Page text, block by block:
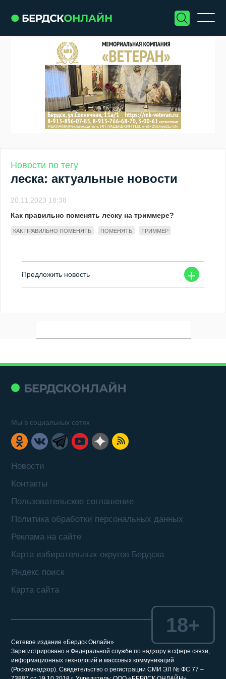
Новости по тегу
леска: актуальные новости
20.11.2023 18:38
Как правильно поменять леску на триммере?
КАК ПРАВИЛЬНО ПОМЕНЯТЬ ПОМЕНЯТЬ ТРИММЕР
+
Предложить новость
Новости
Контакты
Пользовательское соглашение
Политика обработки персональных данных
Реклама на сайте
Карта избирательных округов Бердска
Яндекс поиск
Карта сайта
Мы в социальных сетях
Сетевое издание «Бердск Онлайн»
Зарегистрировано в Федеральной службе по надзору в сфере связи,
информационных технологий и массовых коммуникаций
(Роскомнадзор). Свидетельство о регистрации СМИ ЭЛ № ФС 77 –
18+